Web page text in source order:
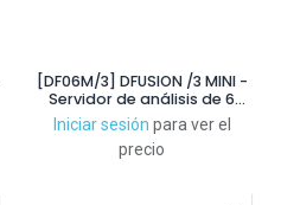
[DF06M/3] DFUSION /3 MINI -
Servidor de análisis de 6
canales
Iniciar sesión para ver el
precio